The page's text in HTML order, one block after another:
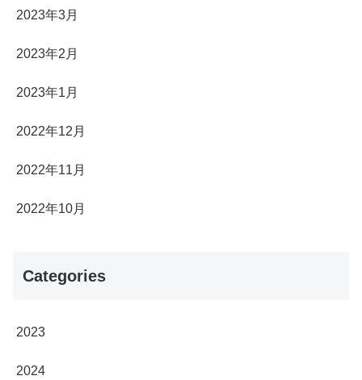
2023年3月
2023年2月
2023年1月
2022年12月
2022年11月
2022年10月
Categories
2023
2024